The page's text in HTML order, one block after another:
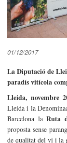
01/12/2017
La Diputació de
paradís vitícola
Lleida, novembre
Lleida i la
Barcelona laRuta
proposta sense
de qualitat del vi i la